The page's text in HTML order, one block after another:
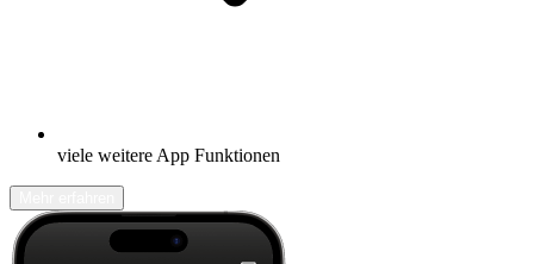
viele weitere App Funktionen